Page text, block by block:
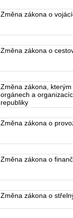
Změna zákona o
Změna zákona o
Změna zákona,
orgánech a
republiky
Změna zákona o
Změna zákona o
Změna zákona o